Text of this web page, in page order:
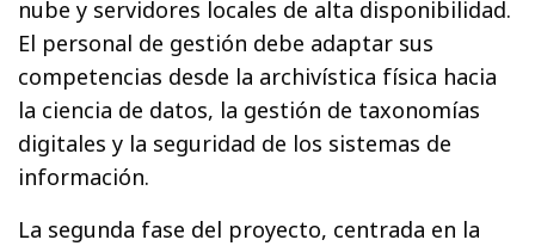
nube y servidores locales de alta disponibilidad.
El personal de gestión debe adaptar sus
competencias desde la archivística física hacia
la ciencia de datos, la gestión de taxonomías
digitales y la seguridad de los sistemas de
información.
La segunda fase del proyecto, centrada en la